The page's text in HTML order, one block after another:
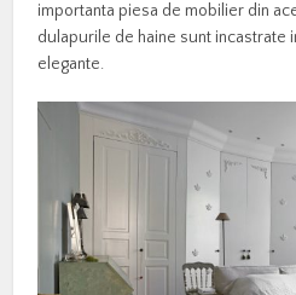
importanta piesa de mobilier din
dulapurile de haine sunt incastrate
elegante.